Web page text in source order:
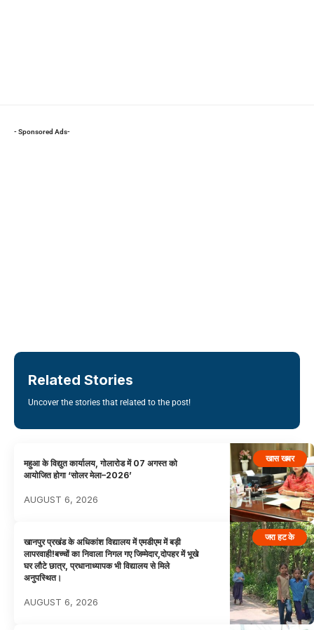
- Sponsored Ads-
Related Stories
Uncover the stories that related to the post!
खास खबर
महुआ के विद्युत कार्यालय, गोलारोड में 07 अगस्त को
आयोजित होगा ‘सोलर मेला–2026’
AUGUST 6, 2026
जरा हट के
खानपुर प्रखंड के अधिकांश विद्यालय में एमडीएम में बड़ी
लापरवाही!बच्चों का निवाला निगल गए जिम्मेदार,दोपहर में भूखे
घर लौटे छात्र, प्रधानाध्यापक भी विद्यालय से मिले
अनुपस्थित।
AUGUST 6, 2026